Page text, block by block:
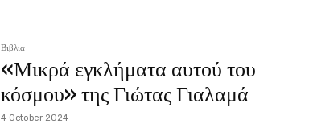
Βιβλια
«Μικρά εγκλήματα αυτού του
κόσμου» της Γιώτας Γιαλαμά
4 October 2024